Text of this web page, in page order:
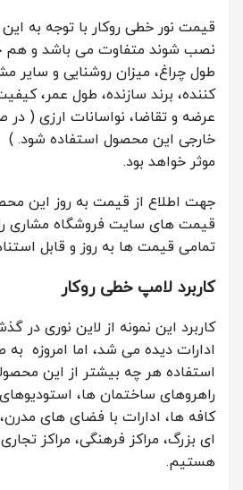
قیمت نور خطی روکار با توجه به
نصب شوند متفاوت می باشد و هم
طول چراغ، میزان روشنایی و سایر
کننده، برند سازنده، طول عمر،
عرضه و تقاضا، نواسانات ارزی ( در
خارجی این محصول استفاده شود.
موثر خواهد بود.
جهت اطلاع از قیمت به روز این
قیمت های سایت فروشگاه مشاری را
تمامی قیمت ها به روز و قابل
کاربرد لامپ خطی روکار
کاربرد این نمونه از لاین نوری در
ادارات دیده می شد، اما امروزه
استفاده هر چه بیشتر از این
راهروهای ساختمان ها،
کافه ها، ادارات با فضای های
ای بزرگ، مراکز فرهنگی، مراکز
هستیم.